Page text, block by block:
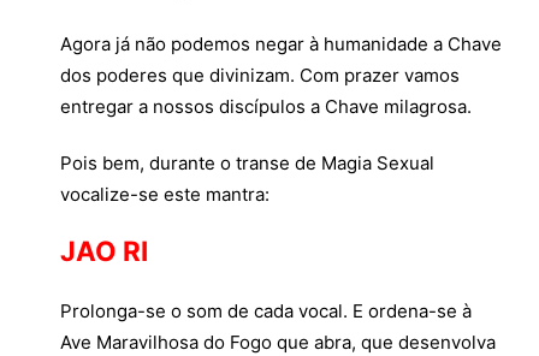
Agora já não podemos negar à humanidade a Chave
dos poderes que divinizam. Com prazer vamos
entregar a nossos discípulos a Chave milagrosa.
Pois bem, durante o transe de Magia Sexual
vocalize-se este mantra:
JAO RI
Prolonga-se o som de cada vocal. E ordena-se à
Ave Maravilhosa do Fogo que abra, que desenvolva